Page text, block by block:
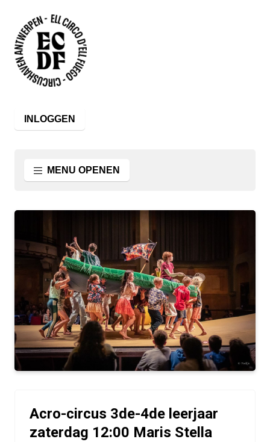
INLOGGEN
MENU OPENEN
Acro-circus 3de-4de leerjaar
zaterdag 12:00 Maris Stella